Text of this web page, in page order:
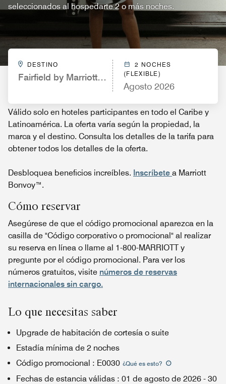
seleccionados al hospedarte 2 o más noches.
DESTINO
Fairfield by Marriott Inn & Suites White Marsh
2 NOCHES
(FLEXIBLE)
Agosto 2026
Válido solo en hoteles participantes en todo el Caribe y
Latinoamérica. La oferta varía según la propiedad, la
marca y el destino. Consulta los detalles de la tarifa para
obtener todos los detalles de la oferta.
Desbloquea beneficios increíbles. Inscríbete a Marriott
Bonvoy™.
Cómo reservar
Asegúrese de que el código promocional aparezca en la
casilla de "Código corporativo o promocional" al realizar
su reserva en línea o llame al 1-800-MARRIOTT y
pregunte por el código promocional. Para ver los
números gratuitos, visite números de reservas
internacionales sin cargo.
Lo que necesitas saber
Upgrade de habitación de cortesía o suite
Estadía mínima de 2 noches
Código promocional : E0030 ¿Qué es esto?
Fechas de estancia válidas : 01 de agosto de 2026 - 30